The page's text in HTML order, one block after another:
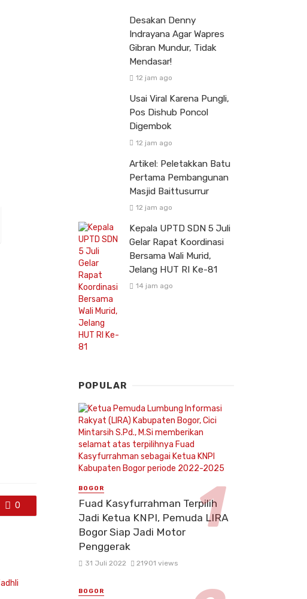
0
Desakan Denny
Indrayana Agar Wapres
Gibran Mundur, Tidak
Mendasar!
12 jam ago
Usai Viral Karena Pungli,
Pos Dishub Poncol
Digembok
12 jam ago
Artikel: Peletakkan Batu
Pertama Pembangunan
Masjid Baittusurrur
12 jam ago
Kepala UPTD SDN 5 Juli
Gelar Rapat Koordinasi
Bersama Wali Murid,
Jelang HUT RI Ke-81
14 jam ago
POPULAR
BOGOR
Fuad Kasyfurrahman Terpilih
Jadi Ketua KNPI, Pemuda LIRA
Bogor Siap Jadi Motor
Penggerak
31 Juli 2022 21901 views
BOGOR